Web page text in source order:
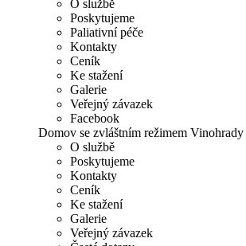
O službě
Poskytujeme
Paliativní péče
Kontakty
Ceník
Ke stažení
Galerie
Veřejný závazek
Facebook
Domov se zvláštním režimem Vinohrady
O službě
Poskytujeme
Kontakty
Ceník
Ke stažení
Galerie
Veřejný závazek